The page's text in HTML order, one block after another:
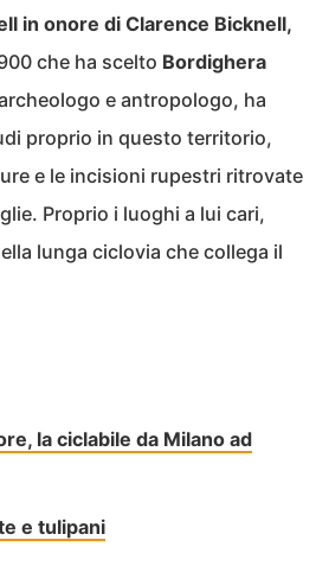
in onore di Clarence Bicknell,
che ha scelto Bordighera
e antropologo, ha
proprio in questo territorio,
e le incisioni rupestri ritrovate
Proprio i luoghi a lui cari,
lunga ciclovia che collega il
la ciclabile da Milano ad
e tulipani